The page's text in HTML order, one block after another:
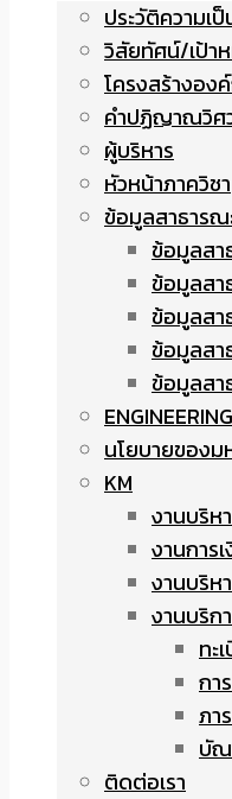
ประวัติความเ
วิสัยทัศน์/เป้า
โครงสร้างอง
คำปฏิญาณวิศ
ผู้บริหาร
หัวหน้าภาควิชา
ข้อมูลสาธารณ
ข้อมูลสา
ข้อมูลสา
ข้อมูลสา
ข้อมูลสา
ข้อมูลสา
นโยบายของม
KM
งานบริห
งานการ
งานบริห
งานบริก
ทะ
กา
ภา
บั
ติดต่อเรา